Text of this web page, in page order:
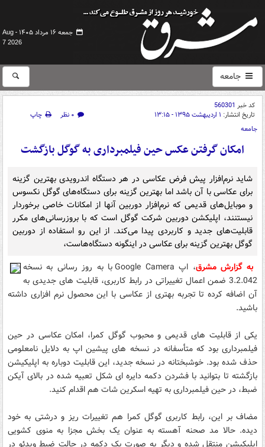
جمعه ۱۶ مرداد ۱۴۰۵ -
Aug
7 2026
جامعه
کد خبر 560301
تاریخ انتشار: ۱ اردیبهشت ۱۳۹۵ - ۱۳:۱۵ ۰ نظر
چاپ
جامعه
امکان گرفتن عکس حین فیلمبرداری به‌ گوگل بازگشت
شاید نرم‌افزار پیش فرض عکاسی در هر دستگاه اندرویدی بهترین گزینه
برای عکاسی با آن باشد اما بهترین گزینه برای دستگاه‌های گوگل نکسوس
و موبایل‌های قدیمی که نرم‌افزار دوربین آنها از امکانات خاصی برخوردار
نیستنند، اپلیکشن دوربین شرکت گوگل است که با بروزرسانی‌های مکرر
قابلیت‌های جدید و کاربردی پیدا می‌کند. از این رو استفاده از دوربین
گوگل بهترین گزینه برای عکاسی در اینگونه دستگاه‌هاست،
به گزارش مشرق
، اپ Google Camera با به روز رسانی به نسخه
3.2.042 ضمن اعمال تغییراتی در رابط کاربری، قابلیت های جدیدی به
آن اضافه کرده تا تجربه بهتری از عکاسی با این محصول نرم افزاری داشته
باشید.
یکی از قابلیت های قدیمی و محبوب گوگل کمرا، امکان عکاسی در حین
فیلمبرداری بود که متأسفانه در نسخه های پیشین اپ به دلایل نامعلومی
حذف شده بود. خوشبختانه در نسخه جدید، این قابلیت دوباره به اپلیکیشن
بازگشته تا بتوانید با فشردن دکمه دایره ای شکل تعبیه شده در بالای آیکن
ضبط، در حین فیلمبرداری به تهیه اسکرین شات هم اقدام کنید.
مضاف بر این، رابط کاربری گوگل کمرا هم تغییرات ریز و درشتی به خود
دیده. حالا مد صحنه آهسته به عنوان یک بخش مجزا به منوی کشویی
اپلیکیشن منتقل شده و دیگر به صورت یک دکمه در حالت ضبط ویدئو در